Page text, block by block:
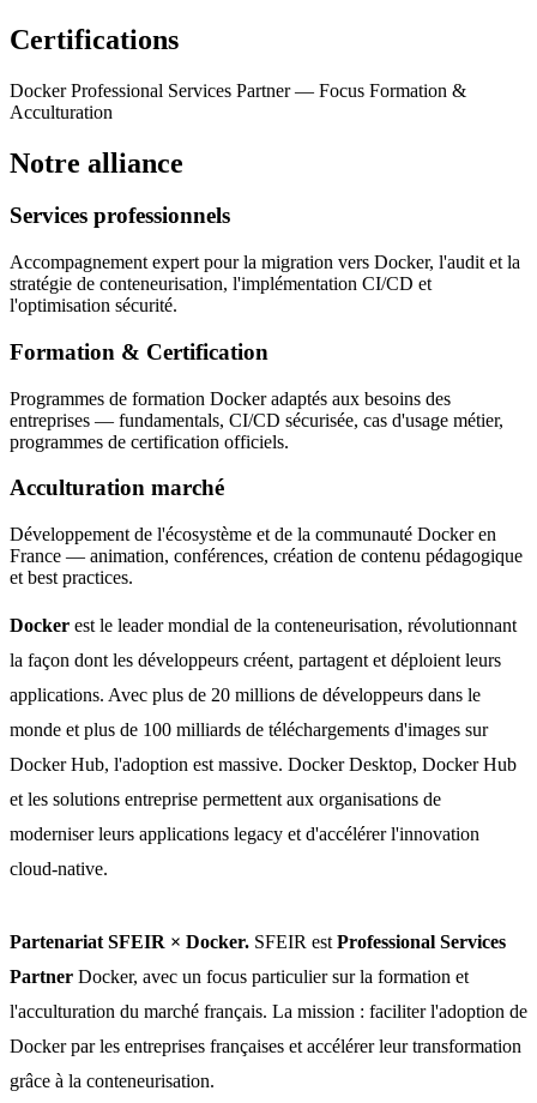
Certifications
Docker Professional Services Partner — Focus Formation &
Acculturation
Notre alliance
Services professionnels
Accompagnement expert pour la migration vers Docker, l'audit et la
stratégie de conteneurisation, l'implémentation CI/CD et
l'optimisation sécurité.
Formation & Certification
Programmes de formation Docker adaptés aux besoins des
entreprises — fundamentals, CI/CD sécurisée, cas d'usage métier,
programmes de certification officiels.
Acculturation marché
Développement de l'écosystème et de la communauté Docker en
France — animation, conférences, création de contenu pédagogique
et best practices.
Docker est le leader mondial de la conteneurisation, révolutionnant
la façon dont les développeurs créent, partagent et déploient leurs
applications. Avec plus de 20 millions de développeurs dans le
monde et plus de 100 milliards de téléchargements d'images sur
Docker Hub, l'adoption est massive. Docker Desktop, Docker Hub
et les solutions entreprise permettent aux organisations de
moderniser leurs applications legacy et d'accélérer l'innovation
cloud-native.
Partenariat SFEIR × Docker. SFEIR est Professional Services
Partner Docker, avec un focus particulier sur la formation et
l'acculturation du marché français. La mission : faciliter l'adoption de
Docker par les entreprises françaises et accélérer leur transformation
grâce à la conteneurisation.